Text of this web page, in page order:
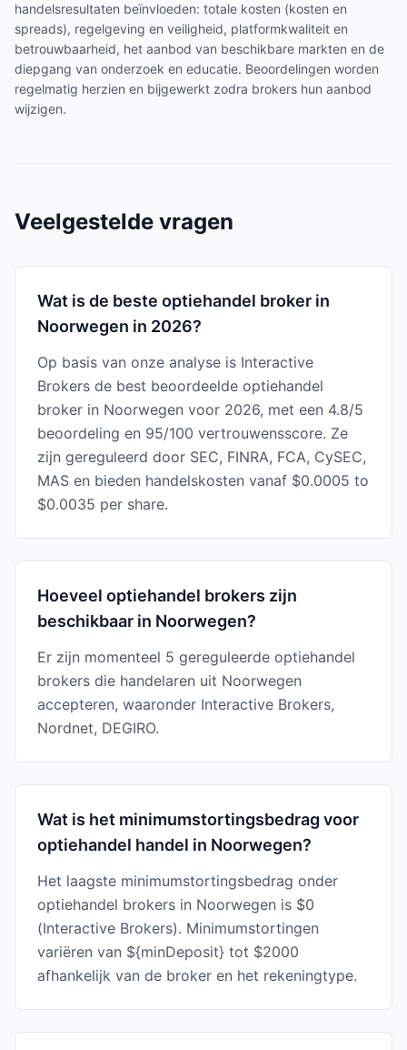
handelsresultaten beïnvloeden: totale kosten (kosten en
spreads), regelgeving en veiligheid, platformkwaliteit en
betrouwbaarheid, het aanbod van beschikbare markten en de
diepgang van onderzoek en educatie. Beoordelingen worden
regelmatig herzien en bijgewerkt zodra brokers hun aanbod
wijzigen.
Veelgestelde vragen
Wat is de beste optiehandel broker in
Noorwegen in 2026?
Op basis van onze analyse is Interactive
Brokers de best beoordeelde optiehandel
broker in Noorwegen voor 2026, met een 4.8/5
beoordeling en 95/100 vertrouwensscore. Ze
zijn gereguleerd door SEC, FINRA, FCA, CySEC,
MAS en bieden handelskosten vanaf $0.0005 to
$0.0035 per share.
Hoeveel optiehandel brokers zijn
beschikbaar in Noorwegen?
Er zijn momenteel 5 gereguleerde optiehandel
brokers die handelaren uit Noorwegen
accepteren, waaronder Interactive Brokers,
Nordnet, DEGIRO.
Wat is het minimumstortingsbedrag voor
optiehandel handel in Noorwegen?
Het laagste minimumstortingsbedrag onder
optiehandel brokers in Noorwegen is $0
(Interactive Brokers). Minimumstortingen
variëren van ${minDeposit} tot $2000
afhankelijk van de broker en het rekeningtype.